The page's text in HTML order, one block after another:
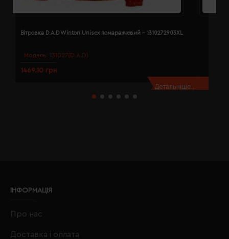
Модель: 131027(D.A.D)
Вітровка D.A.D Winton Unisex помаранчевий - 1310272903XL
1469.10 грн
Детальніше...
ІНФОРМАЦІЯ
Про нас
Доставка і оплата